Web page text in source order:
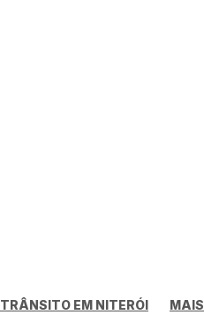
TRÂNSITO EM NITERÓI MAIS